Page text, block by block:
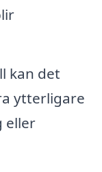
kan det
ytterligare
eller